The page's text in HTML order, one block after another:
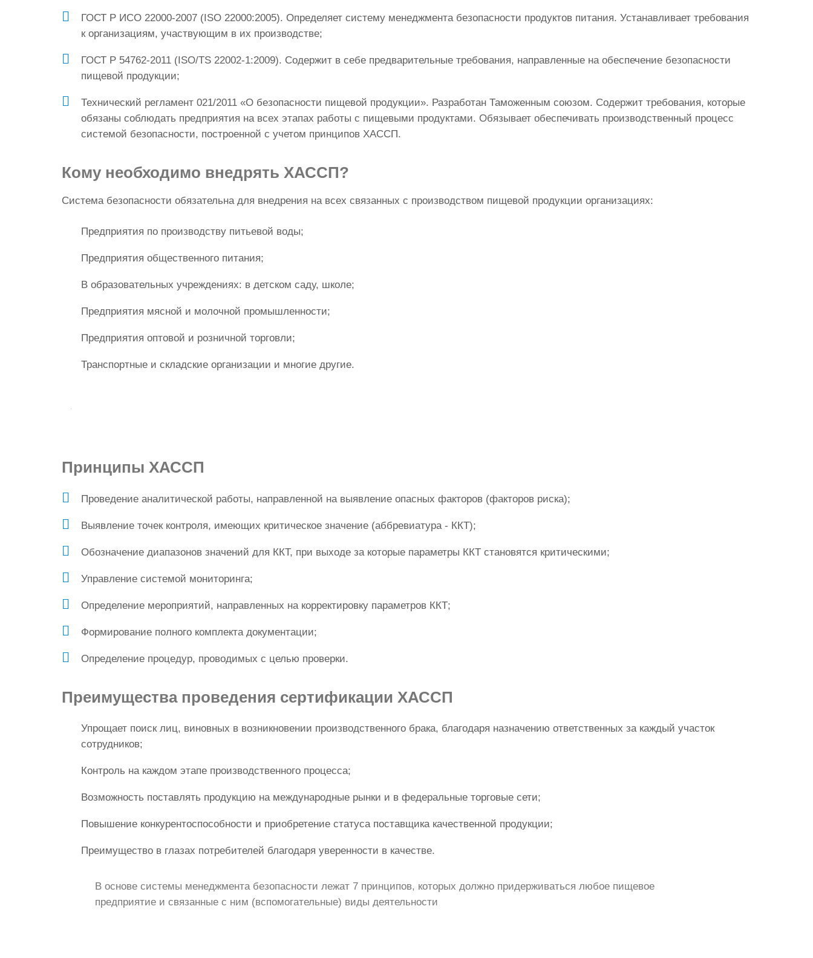
ГОСТ Р ИСО 22000-2007 (ISO 22000:2005). Определяет систему менеджмента безопасности продуктов питания. Устанавливает требования
к организациям, участвующим в их производстве;
ГОСТ Р 54762-2011 (ISO/TS 22002-1:2009). Содержит в себе предварительные требования, направленные на обеспечение безопасности
пищевой продукции;
Технический регламент 021/2011 «О безопасности пищевой продукции». Разработан Таможенным союзом. Содержит требования, которые
обязаны соблюдать предприятия на всех этапах работы с пищевыми продуктами. Обязывает обеспечивать производственный процесс
системой безопасности, построенной с учетом принципов ХАССП.
Кому необходимо внедрять ХАССП?
Система безопасности обязательна для внедрения на всех связанных с производством пищевой продукции организациях:
Предприятия по производству питьевой воды;
Предприятия общественного питания;
В образовательных учреждениях: в детском саду, школе;
Предприятия мясной и молочной промышленности;
Предприятия оптовой и розничной торговли;
Транспортные и складские организации и многие другие.
Принципы ХАССП
Проведение аналитической работы, направленной на выявление опасных факторов (факторов риска);
Выявление точек контроля, имеющих критическое значение (аббревиатура - ККТ);
Обозначение диапазонов значений для ККТ, при выходе за которые параметры ККТ становятся критическими;
Управление системой мониторинга;
Определение мероприятий, направленных на корректировку параметров ККТ;
Формирование полного комплекта документации;
Определение процедур, проводимых с целью проверки.
Преимуществапроведения сертификации ХАССП
Упрощает поиск лиц, виновных в возникновении производственного брака, благодаря назначению ответственных за каждый участок
сотрудников;
Контроль на каждом этапе производственного процесса;
Возможность поставлять продукцию на международные рынки и в федеральные торговые сети;
Повышение конкурентоспособности и приобретение статуса поставщика качественной продукции;
Преимущество в глазах потребителей благодаря уверенности в качестве.
В основе системы менеджмента безопасности лежат 7 принципов, которых должно придерживаться любое пищевое
предприятие и связанные с ним (вспомогательные) виды деятельности